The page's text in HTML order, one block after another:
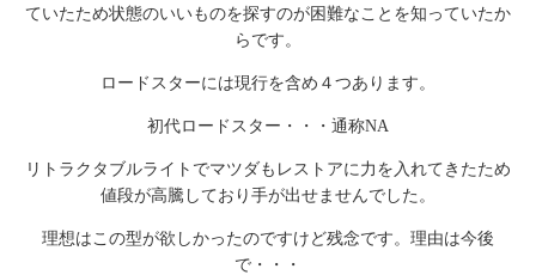
ていたため状態のいいものを探すのが困難なことを知っていたか
らです。
ロードスターには現行を含め４つあります。
初代ロードスター・・・通称NA
リトラクタブルライトでマツダもレストアに力を入れてきたため
値段が高騰しており手が出せませんでした。
理想はこの型が欲しかったのですけど残念です。理由は今後
で・・・